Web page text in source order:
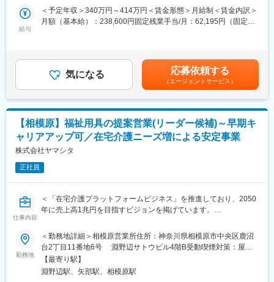
■入社後について：
■フォロー体制：
社内には建築士やケアマネジャー、作業療法士など各分野のエキ
スパートが在籍。営業先で専門的な問い合わせを受けた場合も、
社内の力を借りれば即座に解決できます。また商品の受発注は事
務スタッフがサポートします。
変更の範囲：会社の定める業務
そんなメディケアーでは、福祉用具のコンサルティング営業をお
仕事にチャレンジしませんか？
2）生活状況の改善やお困りごとの解決のため、最適な福祉用具を
提案・選定します
3）商品を納品・設置し、説明と契約をおこないます
※毎月依頼を多くいただいているため、飛び込みでの営業はありま
せん。
※また、顧客にじっくりと向き合っていただくためノルマもありま
せん。
■入社後の流れ：
入社後の半年程度
得します
入社後半年～1年程度
すでに取引がある取引先を徐々に担当してきます（個人の習得度
田東8－51－1 勤務地最寄駅：ブルーライン線／新羽駅受動喫煙対
策：屋内全面禁煙変更の範囲：会社の定める事業所
給与
＜予定年収＞340万円～414万円＜賃金形態＞月給制＜賃金内訳＞
月額（基本給）：238,600円固定残業手当/月：62,195円（固定残
給／年1回（9月）■賞与／年2回（6月・12月）約4～5か月分■モ
デル年収 ※役職手当、賞与含む：12年目（役職：所長）約800万
円7年目（役職：主任）約650万円2年目 約500万円※個人の業績に
より異なります賃金はあくまでも目安の金額であり、選考を通じ
て上下する可能性があります。月給(月額)は固定手当を含めた表記
です。
気になる 応募依頼する
（エージェントサービス）
【相模原】福祉用具の提案営業(リーダー候補)～早期キ
ャリアアップ可／在宅介護ニーズ増による安定事業
株式会社ヤマシタ
正社員
仕事内容
＜「在宅介護プラットフォームビジネス」を推進しており、2050
年に売上高1兆円を目指すビジョンを掲げています。
を計画しています。＞
■業務内容：【変更の範囲：会社の定める業務】
・居宅介護支援事業者等に福祉用具のレンタル・販売の営業
・利用者に最適な用具の選定、納品、相談対応
勤務地
＜勤務地詳細＞相模原営業所住所：神奈川県相模原市中央区鹿沼
台2丁目11番地6号 淵野辺サトウビル4階B受動喫煙対策：屋内
全面禁煙変更の範囲：会社の定める事業所（リモートワーク含
む）
【最寄り駅】
淵野辺駅、矢部駅、相模原駅